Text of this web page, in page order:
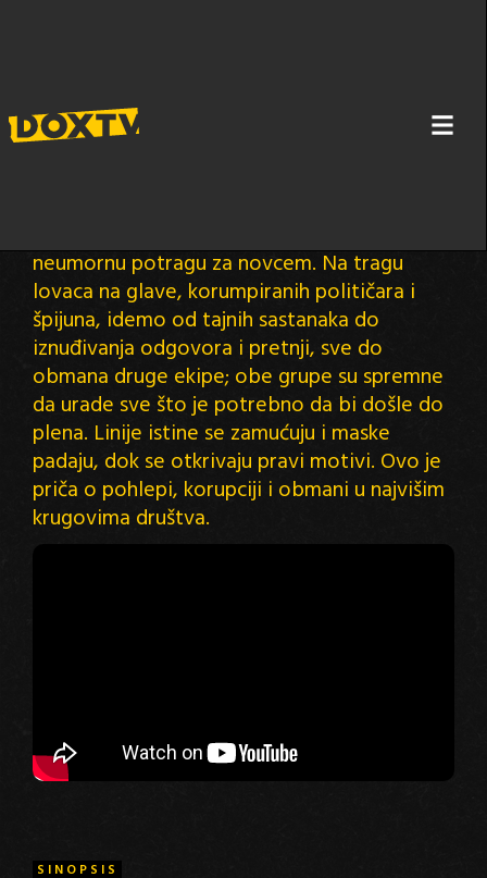
neumornu potragu za novcem. Na tragu
lovaca na glave, korumpiranih političara i
špijuna, idemo od tajnih sastanaka do
iznuđivanja odgovora i pretnji, sve do
obmana druge ekipe; obe grupe su spremne
da urade sve što je potrebno da bi došle do
plena. Linije istine se zamućuju i maske
padaju, dok se otkrivaju pravi motivi. Ovo je
priča o pohlepi, korupciji i obmani u najvišim
krugovima društva.
SINOPSIS